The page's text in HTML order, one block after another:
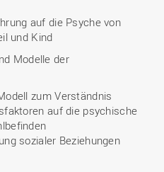
auf die Psyche von
und Kind
Modelle der
zum Verständnis
auf die psychische
sozialer Beziehungen